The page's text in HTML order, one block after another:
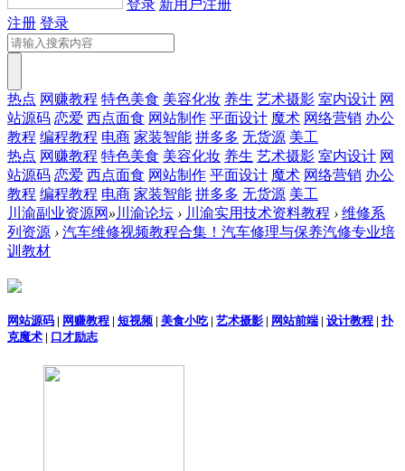
登录 新用户注册
注册 登录
热点 网赚教程 特色美食 美容化妆 养生 艺术摄影 室内设计 网
站源码 恋爱 西点面食 网站制作 平面设计 魔术 网络营销 办公
教程 编程教程 电商 家装智能 拼多多 无货源 美工
热点 网赚教程 特色美食 美容化妆 养生 艺术摄影 室内设计 网
站源码 恋爱 西点面食 网站制作 平面设计 魔术 网络营销 办公
教程 编程教程 电商 家装智能 拼多多 无货源 美工
川渝副业资源网 » 川渝论坛 › 川渝实用技术资料教程 › 维修系
列资源 › 汽车维修视频教程合集！汽车修理与保养汽修专业培
训教材
网站源码 | 网赚教程 | 短视频 | 美食小吃| 艺术摄影 | 网站前端 | 设计教程 | 扑
克魔术 | 口才励志